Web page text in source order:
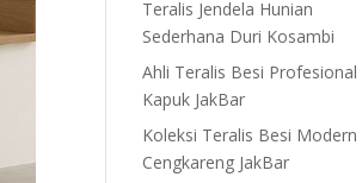
Teralis Jendela Hunian
Sederhana Duri Kosambi
Ahli Teralis Besi Profesional
Kapuk JakBar
Koleksi Teralis Besi Modern
Cengkareng JakBar